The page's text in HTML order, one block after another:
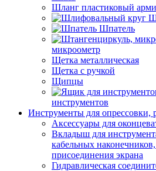
Шланг пластиковый
Шпатель
микроометр
Щетка металлическая
Щетка с ручкой
Щипцы
инструментов
Инструменты для опрессовки,
Аксессуары для
Вкладыш для
кабельных
присоединения экрана
Гидравлическая